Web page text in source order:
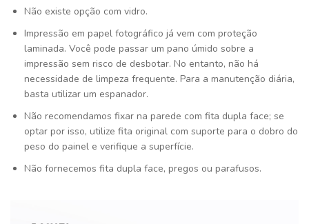
Não existe opção com vidro.
Impressão em papel fotográfico já vem com proteção
laminada. Você pode passar um pano úmido sobre a
impressão sem risco de desbotar. No entanto, não há
necessidade de limpeza frequente. Para a manutenção diária,
basta utilizar um espanador.
Não recomendamos fixar na parede com fita dupla face; se
optar por isso, utilize fita original com suporte para o dobro do
peso do painel e verifique a superfície.
Não fornecemos fita dupla face, pregos ou parafusos.